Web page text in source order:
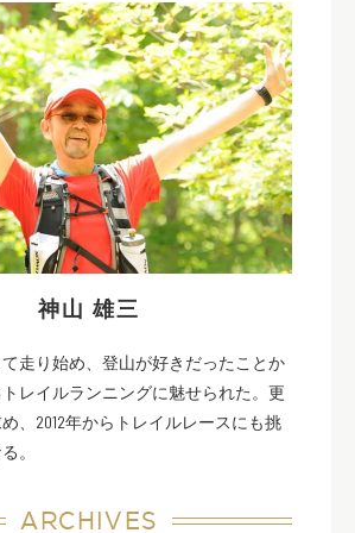
神山 雄三
走り始め、登山が好きだったことか
レイルランニングに魅せられた。更
、2012年からトレイルレースにも挑
。
ARCHIVES